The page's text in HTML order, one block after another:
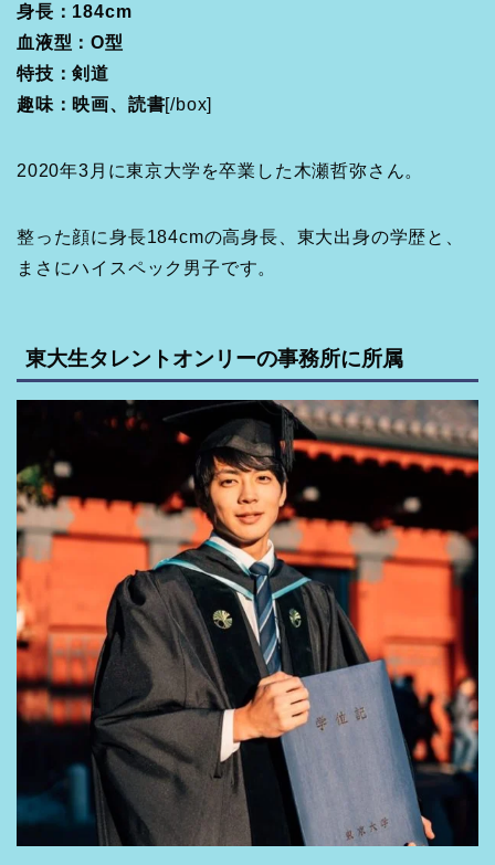
身長：184cm
血液型：O型
特技：剣道
趣味：映画、読書[/box]
2020年3月に東京大学を卒業した木瀬哲弥さん。
整った顔に身長184cmの高身長、東大出身の学歴と、
まさにハイスペック男子です。
東大生タレントオンリーの事務所に所属